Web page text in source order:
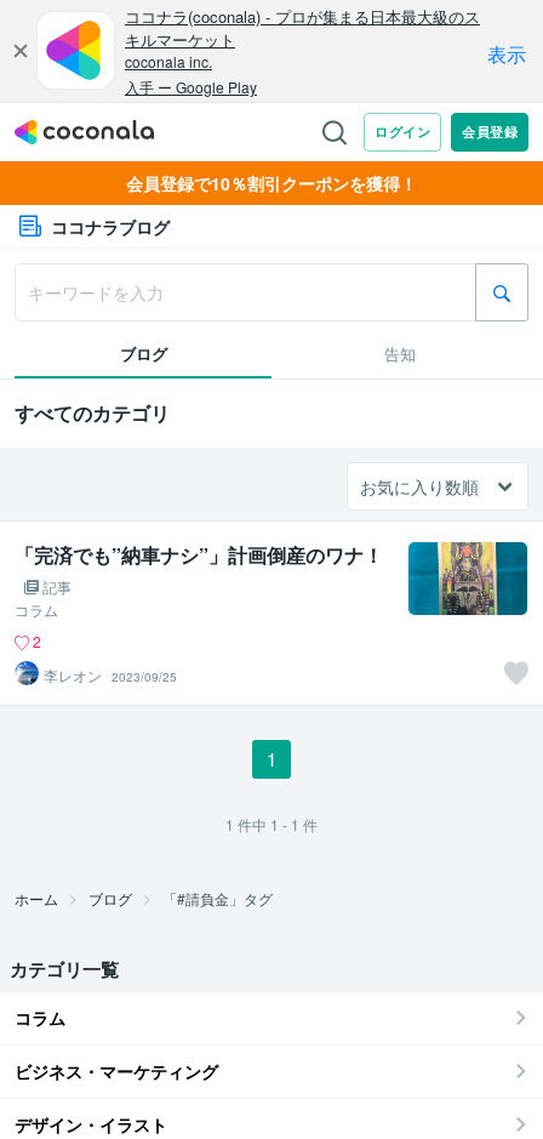
会員登録で10％割引クーポンを獲得！
ココナラブログ
ブログ 告知
すべてのカテゴリ
「完済でも”納車ナシ”」計画倒産のワナ！
記事
コラム
2
李レオン
2023/09/25
1
1 件中 1 - 1 件
ホーム ブログ 「#請負金」タグ
カテゴリ一覧
コラム
ビジネス・マーケティング
デザイン・イラスト